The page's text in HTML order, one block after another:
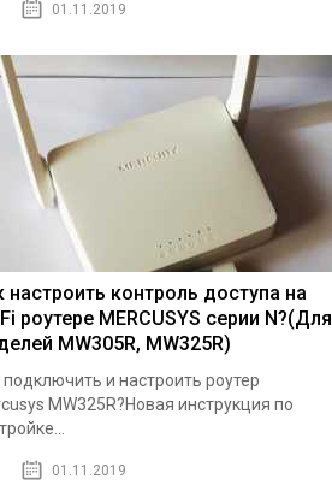
01.11.2019
настроить контроль доступа на
роутере MERCUSYS серии N?(Для
MW305R, MW325R)
подключить и настроить роутер
MW325R?Новая инструкция по
01.11.2019